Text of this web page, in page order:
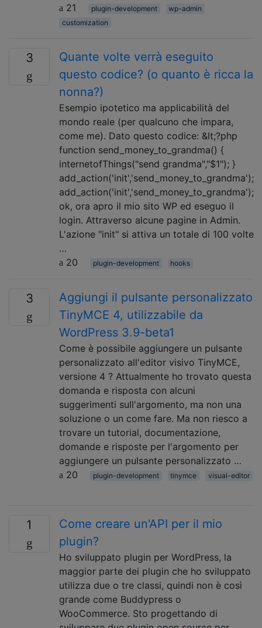
21
plugin-development
wp-admin
customization
3
Quante volte verrà eseguito
questo codice? (o quanto è ricca la
nonna?)
Esempio ipotetico ma applicabilità del
mondo reale (per qualcuno che impara,
come me). Dato questo codice: &lt;?php
function send_money_to_grandma() {
internetofThings("send grandma","$1"); }
add_action('init','send_money_to_grandma');
add_action('init','send_money_to_grandma');
ok, ora apro il mio sito WP ed eseguo il
login. Attraverso alcune pagine in Admin.
L'azione "init" si attiva un totale di 100 volte
…
20
plugin-development hooks
3
Aggiungi il pulsante personalizzato
TinyMCE 4, utilizzabile da
WordPress 3.9-beta1
Come è possibile aggiungere un pulsante
personalizzato all'editor visivo TinyMCE,
versione 4 ? Attualmente ho trovato questa
domanda e risposta con alcuni
suggerimenti sull'argomento, ma non una
soluzione o un come fare. Ma non riesco a
trovare un tutorial, documentazione,
domande e risposte per l'argomento per
aggiungere un pulsante personalizzato …
20
plugin-development tinymce visual-editor
1
Come creare un'API per il mio
plugin?
Ho sviluppato plugin per WordPress, la
maggior parte dei plugin che ho sviluppato
utilizza due o tre classi, quindi non è così
grande come Buddypress o
WooCommerce. Sto progettando di